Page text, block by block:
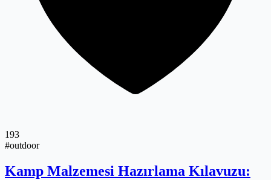
193
#outdoor
Kamp Malzemesi Hazırlama Kılavuzu: